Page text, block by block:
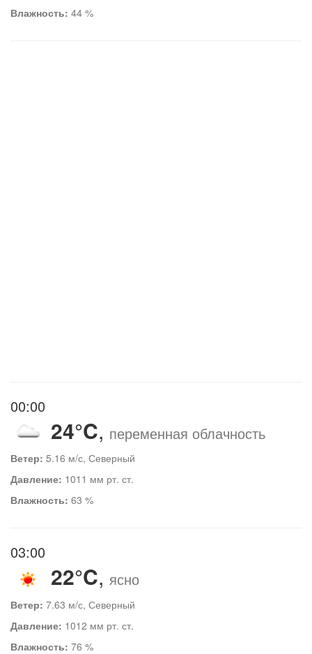
Влажность: 44 %
00:00
24°C, переменная облачность
Ветер: 5.16 м/с, Северный
Давление: 1011 мм рт. ст.
Влажность: 63 %
03:00
22°C, ясно
Ветер: 7.63 м/с, Северный
Давление: 1012 мм рт. ст.
Влажность: 76 %